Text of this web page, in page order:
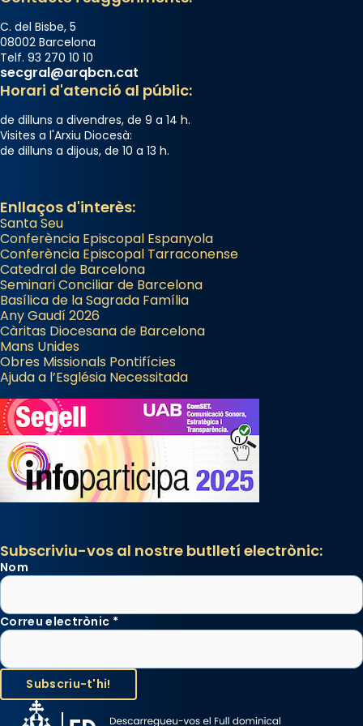
C. del Bisbe, 5
08002 Barcelona
Telf. 93 270 10 10
secgral@arqbcn.cat
Horari d'atenció al públic:
de dilluns a divendres, de 9 a 14 h.
Visites a l'Arxiu Diocesà:
de dilluns a dijous, de 10 a 13 h.
Enllaços d'interès:
Santa Seu
Conferència Episcopal Espanyola
Conferència Episcopal Tarraconense
Catedral de Barcelona
Seminari Conciliar de Barcelona
Basílica de la Sagrada Família
Any Gaudí 2026
Càritas Diocesana de Barcelona
Mans Unides
Obres Missionals Pontifícies
Ajuda a l’Església Necessitada
Subscriviu-vos al nostre butlletí electrònic:
Nom
Correu electrònic *